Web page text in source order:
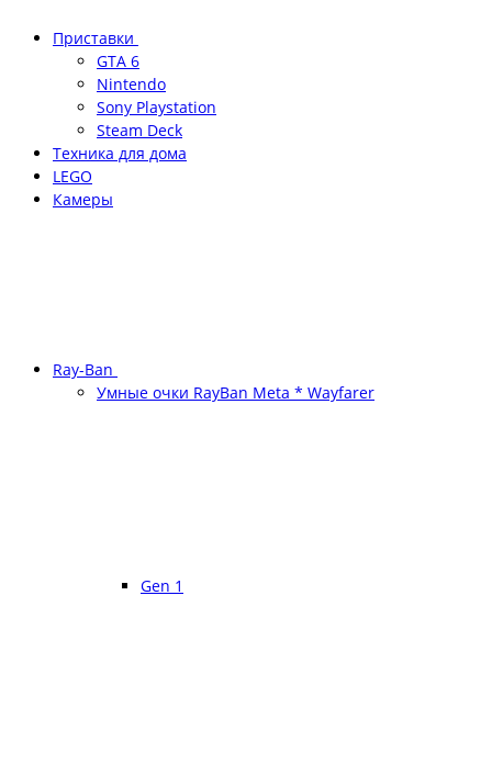
Приставки
GTA 6
Nintendo
Sony Playstation
Steam Deck
Техника для дома
LEGO
Камеры
Ray-Ban
Умные очки RayBan Meta * Wayfarer
Gen 1